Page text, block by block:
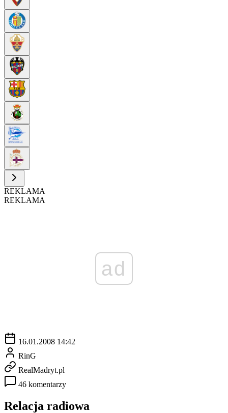
REKLAMA
REKLAMA
ad
16.01.2008 14:42
RinG
RealMadryt.pl
46 komentarzy
Relacja radiowa